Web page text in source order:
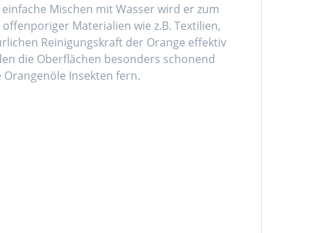
Mischen mit Wasser wird er zum
Materialien wie z.B. Textilien,
Reinigungskraft der Orange effektiv
die Oberflächen besonders schonend
Insekten fern.